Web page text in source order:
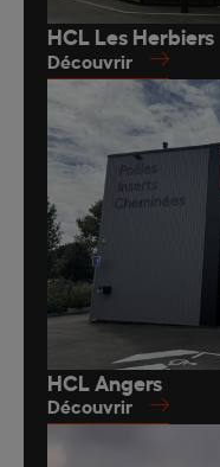
HCL Les Herbiers
Découvrir
HCL Angers
Découvrir